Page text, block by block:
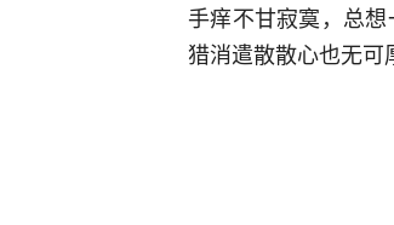
手痒不甘寂寞，总
猎消遣散散心也无可